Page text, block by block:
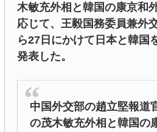
木敏充外相と韓国の康京和
応じて、王毅国務委員兼外
ら27日にかけて日本と韓国
発表した。
中国外交部の趙立堅報道
の茂木敏充外相と韓国の